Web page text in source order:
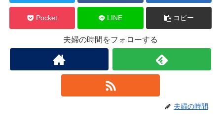
Pocket LINE コピー
夫婦の時間をフォローする
夫婦の時間